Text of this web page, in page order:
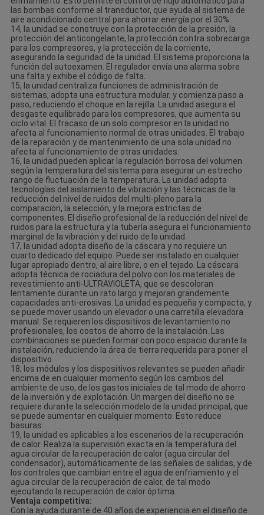
las bombas conforme al transductor, que ayuda al sistema de
aire acondicionado central para ahorrar energía por el 30%.
14, la unidad se construye con la protección de la presión, la
protección del anticongelante, la protección contra sobrecarga
para los compresores, y la protección de la corriente,
asegurando la seguridad de la unidad. El sistema proporciona la
función del autoexamen. El regulador envía una alarma sobre
una falta y exhibe el código de falta.
15, la unidad centraliza funciones de administración de
sistemas, adopta una estructura modular, y comienza paso a
paso, reduciendo el choque en la rejilla. La unidad asegura el
desgaste equilibrado para los compresores, que aumenta su
ciclo vital. El fracaso de un solo compresor en la unidad no
afecta al funcionamiento normal de otras unidades. El trabajo
de la reparación y de mantenimiento de una sola unidad no
afecta al funcionamiento de otras unidades.
16, la unidad pueden aplicar la regulación borrosa del volumen
según la temperatura del sistema para asegurar un estrecho
rango de fluctuación de la temperatura. La unidad adopta
tecnologías del aislamiento de vibración y las técnicas de la
reducción del nivel de ruidos del multi-pleno para la
comparación, la selección, y la mejora estrictas de
componentes. El diseño profesional de la reducción del nivel de
ruidos para la estructura y la tubería asegura el funcionamiento
marginal de la vibración y del ruido de la unidad.
17, la unidad adopta diseño de la cáscara y no requiere un
cuarto dedicado del equipo. Puede ser instalado en cualquier
lugar apropiado dentro, al aire libre, o en el tejado. La cáscara
adopta técnica de rociadura del polvo con los materiales de
revestimiento anti-ULTRAVIOLETA, que se descoloran
lentamente durante un rato largo y mejoran grandemente
capacidades anti-erosivas. La unidad es pequeña y compacta, y
se puede mover usando un elevador o una carretilla elevadora
manual. Se requieren los dispositivos de levantamiento no
profesionales, los costos de ahorro de la instalación. Las
combinaciones se pueden formar con poco espacio durante la
instalación, reduciendo la área de tierra requerida para poner el
dispositivo.
18, los módulos y los dispositivos relevantes se pueden añadir
encima de en cualquier momento según los cambios del
ambiente de uso, de los gastos iniciales de tal modo de ahorro
de la inversión y de explotación. Un margen del diseño no se
requiere durante la selección modelo de la unidad principal, que
se puede aumentar en cualquier momento. Esto reduce
basuras.
19, la unidad es aplicables a los escenarios de la recuperación
de calor. Realiza la supervisión exacta en la temperatura del
agua circular de la recuperación de calor (agua circular del
condensador), automáticamente de las señales de salidas, y de
los controles que cambian entre el agua de enfriamiento y el
agua circular de la recuperación de calor, de tal modo
ejecutando la recuperación de calor óptima.
Ventaja competitiva:
Con la ayuda durante de 40 años de experiencia en el diseño de